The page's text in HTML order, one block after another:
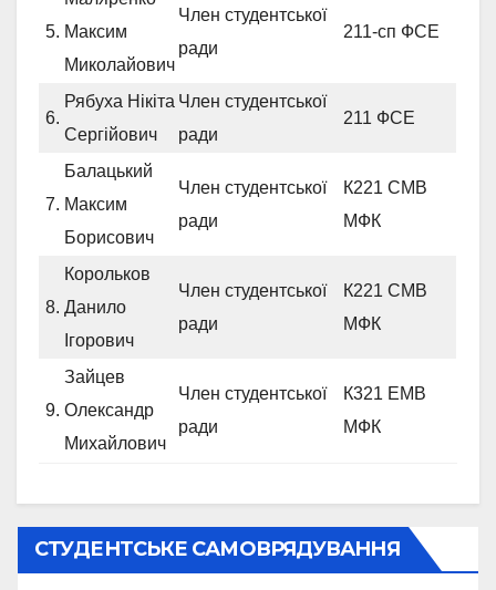
5. Максим
Миколайович
Член студентської
ради
211-сп ФСЕ
6.
Рябуха Нікіта
Сергійович
Член студентської
ради
211 ФСЕ
7.
Балацький
Максим
Борисович
Член студентської
ради
К221 СМВ
МФК
8.
Корольков
Данило
Ігорович
Член студентської
ради
К221 СМВ
МФК
9.
Зайцев
Олександр
Михайлович
Член студентської
ради
К321 ЕМВ
МФК
СТУДЕНТСЬКЕ САМОВРЯДУВАННЯ